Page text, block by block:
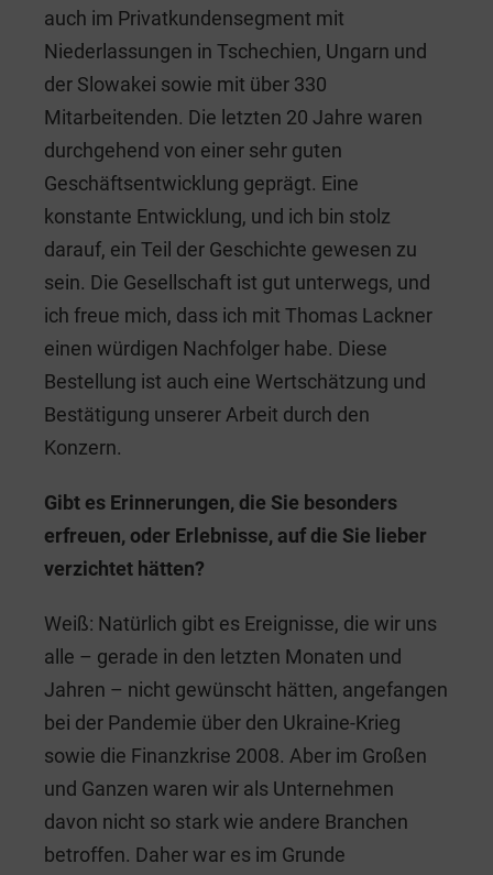
auch im Privatkundensegment mit
Niederlassungen in Tschechien, Ungarn und
der Slowakei sowie mit über 330
Mitarbeitenden. Die letzten 20 Jahre waren
durchgehend von einer sehr guten
Geschäftsentwicklung geprägt. Eine
konstante Entwicklung, und ich bin stolz
darauf, ein Teil der Geschichte gewesen zu
sein. Die Gesellschaft ist gut unterwegs, und
ich freue mich, dass ich mit Thomas Lackner
einen würdigen Nachfolger habe. Diese
Bestellung ist auch eine Wertschätzung und
Bestätigung unserer Arbeit durch den
Konzern.
Gibt es Erinnerungen, die Sie besonders
erfreuen, oder Erlebnisse, auf die Sie lieber
verzichtet hätten?
Weiß: Natürlich gibt es Ereignisse, die wir uns
alle – gerade in den letzten Monaten und
Jahren – nicht gewünscht hätten, angefangen
bei der Pandemie über den Ukraine-Krieg
sowie die Finanzkrise 2008. Aber im Großen
und Ganzen waren wir als Unternehmen
davon nicht so stark wie andere Branchen
betroffen. Daher war es im Grunde